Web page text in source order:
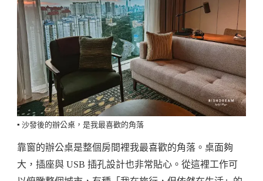
▪️ 沙發後的辦公桌，是我最喜歡的角落
靠窗的辦公桌是整個房間裡我最喜歡的角落。桌面夠
大，插座與 USB 插孔設計也非常貼心。從這裡工作可